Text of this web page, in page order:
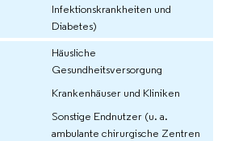
Infektionskrankheiten und
Diabetes)
Häusliche
Gesundheitsversorgung
Krankenhäuser und Kliniken
Sonstige Endnutzer (u. a.
ambulante chirurgische Zentren